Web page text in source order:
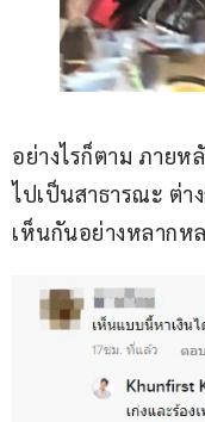
อย่างไรก็ตาม ภายห
ไปเป็นสาธารณะ ต่า
เห็นกันอย่างหลากห